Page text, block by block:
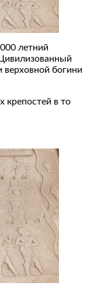
летний
верховной богини
крепостей в то